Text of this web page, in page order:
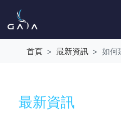
首頁 最新資訊 如何
最新資訊